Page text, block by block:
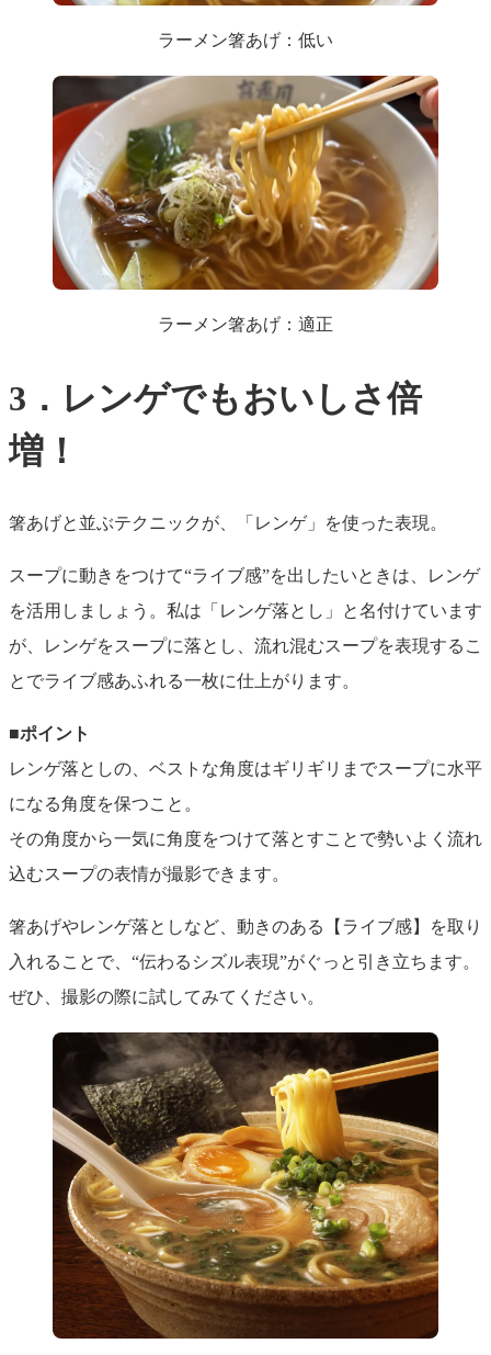
ラーメン箸あげ：低い
ラーメン箸あげ：適正
3．レンゲでもおいしさ倍
増！
箸あげと並ぶテクニックが、「レンゲ」を使った表現。
スープに動きをつけて“ライブ感”を出したいときは、レンゲ
を活用しましょう。私は「レンゲ落とし」と名付けています
が、レンゲをスープに落とし、流れ混むスープを表現するこ
とでライブ感あふれる一枚に仕上がります。
■ポイント
レンゲ落としの、ベストな角度はギリギリまでスープに水平
になる角度を保つこと。
その角度から一気に角度をつけて落とすことで勢いよく流れ
込むスープの表情が撮影できます。
箸あげやレンゲ落としなど、動きのある【ライブ感】を取り
入れることで、“伝わるシズル表現”がぐっと引き立ちます。
ぜひ、撮影の際に試してみてください。